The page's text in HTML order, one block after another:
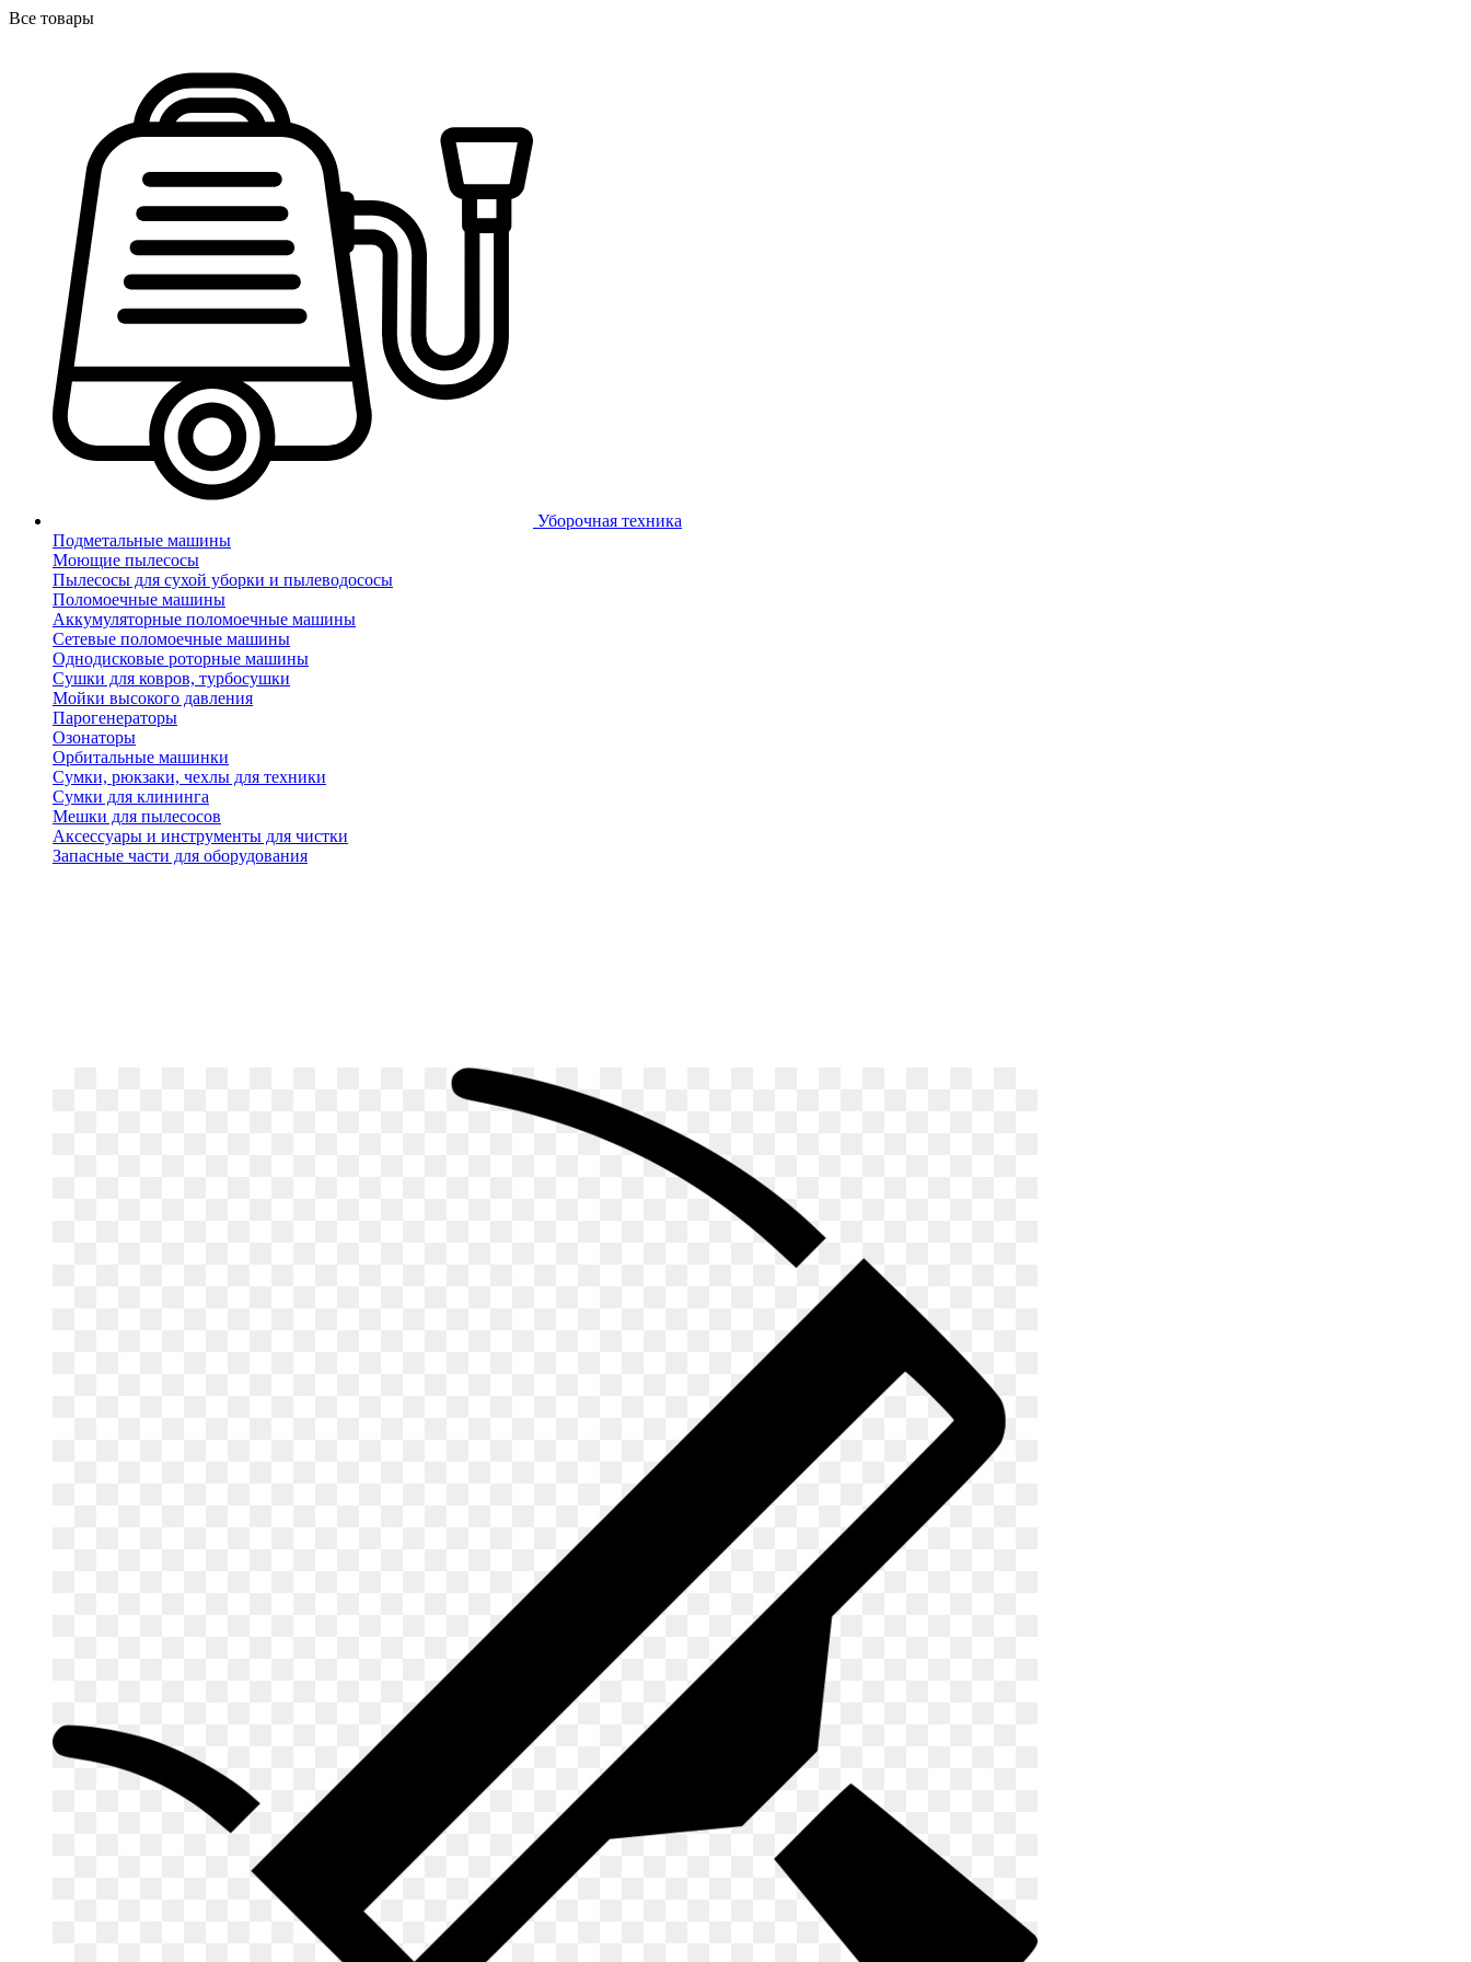
Все товары
Уборочная техника
Подметальные машины
Моющие пылесосы
Пылесосы для сухой уборки и пылеводососы
Поломоечные машины
Аккумуляторные поломоечные машины
Сетевые поломоечные машины
Однодисковые роторные машины
Сушки для ковров, турбосушки
Мойки высокого давления
Парогенераторы
Озонаторы
Орбитальные машинки
Сумки, рюкзаки, чехлы для техники
Сумки для клининга
Мешки для пылесосов
Аксессуары и инструменты для чистки
Запасные части для оборудования